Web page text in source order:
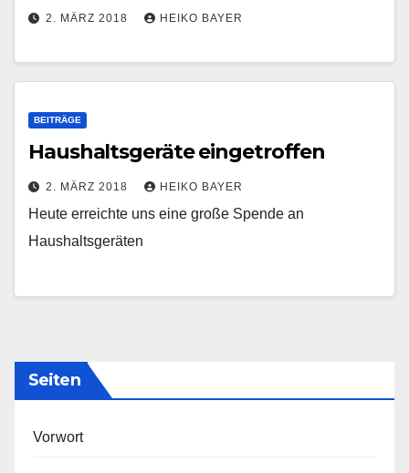
2. MÄRZ 2018 HEIKO BAYER
BEITRÄGE
Haushaltsgeräte eingetroffen
2. MÄRZ 2018 HEIKO BAYER
Heute erreichte uns eine große Spende an
Haushaltsgeräten
Seiten
Vorwort